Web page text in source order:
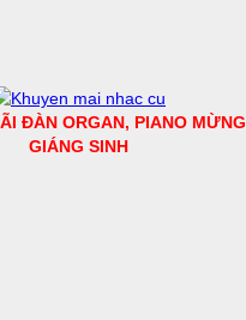
ĐÀN ORGAN, PIANO MỪNG
GIÁNG SINH